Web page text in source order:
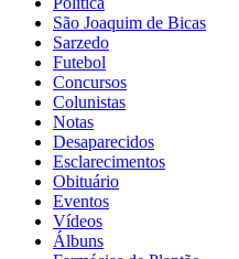
São Joaquim de Bicas
Sarzedo
Futebol
Concursos
Colunistas
Notas
Desaparecidos
Esclarecimentos
Obituário
Eventos
Vídeos
Álbuns